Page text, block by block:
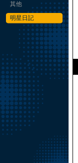
其他
明星日記